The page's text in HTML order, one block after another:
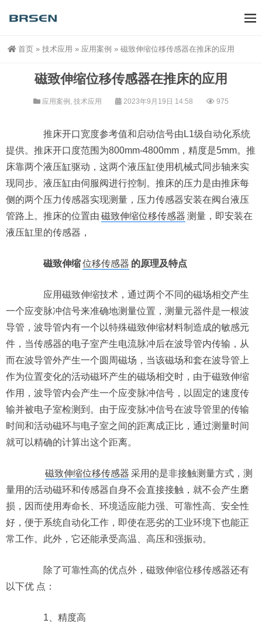
首页 » 技术应用 » 应用案例 » 磁致伸缩位移传感器在推床的应用
磁致伸缩位移传感器在推床的应用
应用案例 , 技术应用 2023年9月19日 14:58 975
推床开口宽度参考值和启动信号由L1级自动化系统
提供。推床开口度范围为800mm-4800mm，精度是5mm。推
床靠两个液压缸驱动，这两个液压缸使用机械式同步轴来实
现同步。液压缸由伺服阀进行控制。推床的压力是由推床每
侧的两个压力传感器实现测量，压力传感器安装在阀台液压
管路上。推床的位置由 磁致伸缩位移传感器 测量，即安装在
液压缸里的传感器，
磁致伸缩位移传感器 的原理及特点
应用磁致伸缩技术，通过两个不同的磁场相交产生
一个应变脉冲信号来准确地测量位置，测量元器件是一根波
导管，波导管内有一个以特殊磁致伸缩材料制造成的敏感元
件，当传感器的电子室产生电流脉冲后在波导管内传输，从
而在波导管外产生一个圆周磁场，当该磁场和套在波导管上
作为位置变化的活动磁环产生的磁场相交时，由于磁致伸缩
作用，波导管内会产生一个应变脉冲信号，以固定的速度传
输并被电子室检测到。由于应变脉冲信号在波导管里的传输
时间和活动磁环与电子室之间的距离成正比，通过测量时间
就可以精确的计算出这个距离。
磁致伸缩位移传感器 采用的是非接触测量方式，测
量用的活动磁环和传感器自身不会直接接触，就不会产生磨
损，因而使用寿命长、环境适应能力强、可靠性高、安全性
好，便于系统自动化工作，即使在恶劣的工业环境下也能正
常工作。此外，它还能承受高温、高压和强振动。
除了可靠性高的优点外，磁致伸缩位移传感器还有
以下优 点：
1、精度高